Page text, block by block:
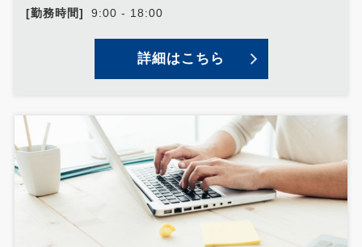
[勤務時間]
9:00 - 18:00
詳細はこちら